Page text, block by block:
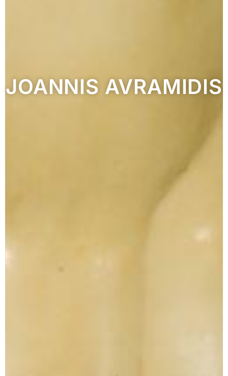
JOANNIS AVRAMIDIS